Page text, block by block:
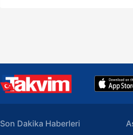
Son Dakika Haberleri